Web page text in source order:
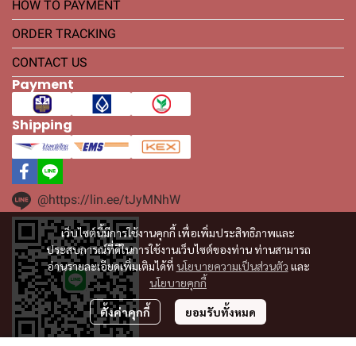
เว็บไซต์นี้มีการใช้งานคุกกี้ เพื่อเพิ่มประสิทธิภาพและ
ประสบการณ์ที่ดีในการใช้งานเว็บไซต์ของท่าน ท่านสามารถ
อ่านรายละเอียดเพิ่มเติมได้ที่ นโยบายความเป็นส่วนตัว และ
นโยบายคุกกี้
ตั้งค่าคุกกี้ ยอมรับทั้งหมด
HOW TO PAYMENT
ORDER TRACKING
CONTACT US
Payment
Shipping
@https://lin.ee/tJyMNhW